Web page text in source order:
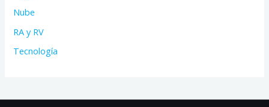
Nube
RA y RV
Tecnología